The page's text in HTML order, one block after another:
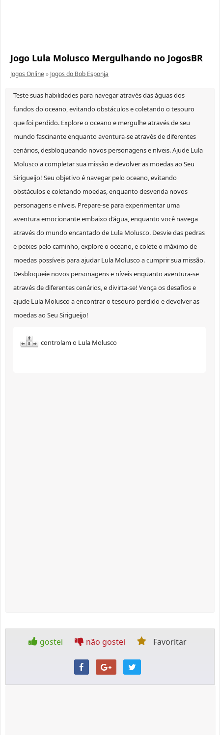
Jogo Lula Molusco Mergulhando no JogosBR
Jogos Online» Jogos do Bob Esponja
Teste suas habilidades para navegar através das águas dos
fundos do oceano, evitando obstáculos e coletando o tesouro
que foi perdido. Explore o oceano e mergulhe através de seu
mundo fascinante enquanto aventura-se através de diferentes
cenários, desbloqueando novos personagens e níveis. Ajude Lula
Molusco a completar sua missão e devolver as moedas ao Seu
Sirigueijo! Seu objetivo é navegar pelo oceano, evitando
obstáculos e coletando moedas, enquanto desvenda novos
personagens e níveis. Prepare-se para experimentar uma
aventura emocionante embaixo d’água, enquanto você navega
através do mundo encantado de Lula Molusco. Desvie das pedras
e peixes pelo caminho, explore o oceano, e colete o máximo de
moedas possíveis para ajudar Lula Molusco a cumprir sua missão.
Desbloqueie novos personagens e níveis enquanto aventura-se
através de diferentes cenários, e divirta-se! Vença os desafios e
ajude Lula Molusco a encontrar o tesouro perdido e devolver as
moedas ao Seu Sirigueijo!
controlam o Lula Molusco
gostei não gostei Favoritar